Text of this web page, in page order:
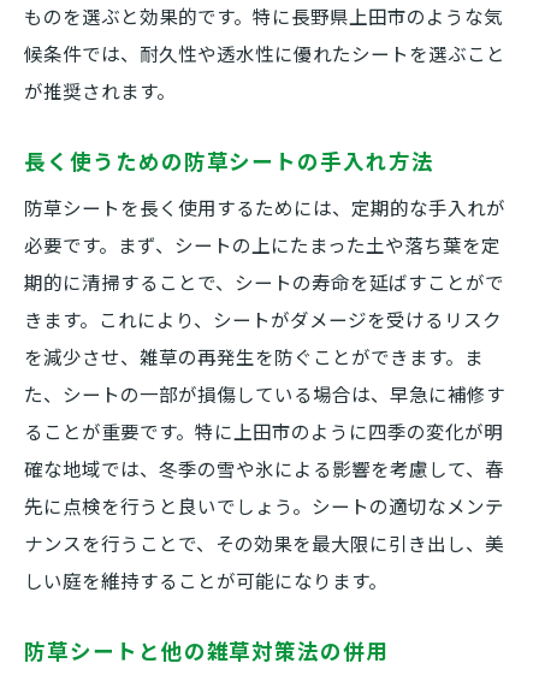
ものを選ぶと効果的です。特に長野県上田市のような気
候条件では、耐久性や透水性に優れたシートを選ぶこと
が推奨されます。
長く使うための防草シートの手入れ方法
防草シートを長く使用するためには、定期的な手入れが
必要です。まず、シートの上にたまった土や落ち葉を定
期的に清掃することで、シートの寿命を延ばすことがで
きます。これにより、シートがダメージを受けるリスク
を減少させ、雑草の再発生を防ぐことができます。ま
た、シートの一部が損傷している場合は、早急に補修す
ることが重要です。特に上田市のように四季の変化が明
確な地域では、冬季の雪や氷による影響を考慮して、春
先に点検を行うと良いでしょう。シートの適切なメンテ
ナンスを行うことで、その効果を最大限に引き出し、美
しい庭を維持することが可能になります。
防草シートと他の雑草対策法の併用